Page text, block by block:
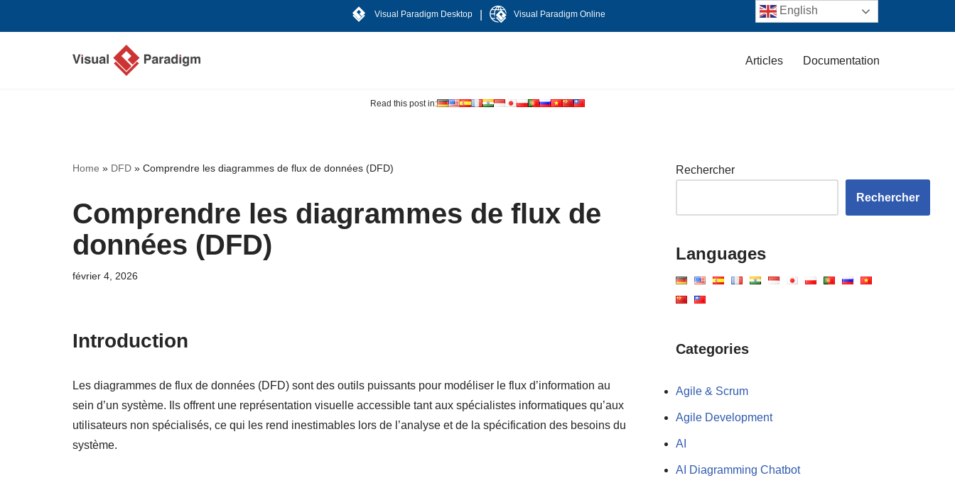
Visual Paradigm Desktop Visual Paradigm Online
Articles Documentation
Read this post in:
Home » DFD » Comprendre les diagrammes de flux de données (DFD)
Comprendre les diagrammes de flux de
données (DFD)
février 4, 2026
Introduction
Les diagrammes de flux de données (DFD) sont des outils puissants pour modéliser le flux d’information au
sein d’un système. Ils offrent une représentation visuelle accessible tant aux spécialistes informatiques qu’aux
utilisateurs non spécialisés, ce qui les rend inestimables lors de l’analyse et de la spécification des besoins du
système.
Rechercher
Rechercher
Languages
Categories
Agile & Scrum
Agile Development
AI
AI Diagramming Chatbot
English